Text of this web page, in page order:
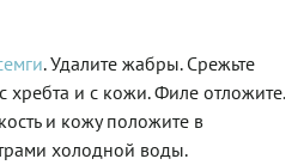
. Удалите жабры. Срежьте
хребта и с кожи. Филе отложите.
и кожу положите в
холодной воды.